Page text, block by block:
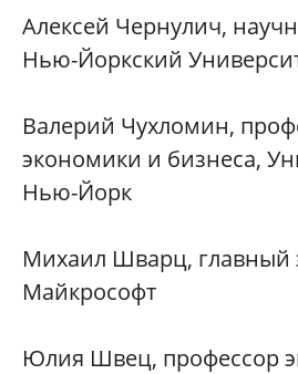
Алексей Чернулич,
Нью-Йоркский
Валерий Чухломин,
экономики и бизнеса,
Нью-Йорк
Михаил Шварц, главный
Майкрософт
Юлия Швец, профессор